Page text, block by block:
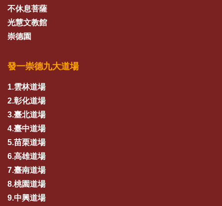
不休息菩薩
光慧文教館
崇德園
發一崇德九大道場
1.雲林道場
2.彰化道場
3.臺北道場
4.臺中道場
5.苗栗道場
6.高雄道場
7.臺南道場
8.桃園道場
9.中興道場